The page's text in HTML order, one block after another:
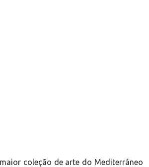
coleção de arte do Mediterrâneo